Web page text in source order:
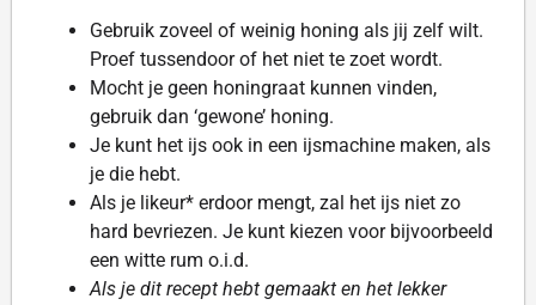
Gebruik zoveel of weinig honing als jij zelf wilt.
Proef tussendoor of het niet te zoet wordt.
Mocht je geen honingraat kunnen vinden,
gebruik dan ‘gewone’ honing.
Je kunt het ijs ook in een ijsmachine maken, als
je die hebt.
Als je likeur* erdoor mengt, zal het ijs niet zo
hard bevriezen. Je kunt kiezen voor bijvoorbeeld
een witte rum o.i.d.
Als je dit recept hebt gemaakt en het lekker